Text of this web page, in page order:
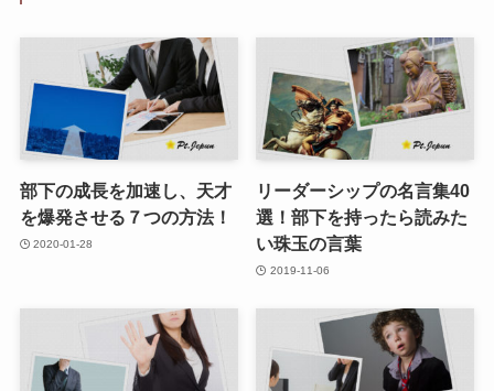
部下の成長を加速し、天才
を爆発させる７つの方法！
2020-01-28
リーダーシップの名言集40
選！部下を持ったら読みた
い珠玉の言葉
2019-11-06